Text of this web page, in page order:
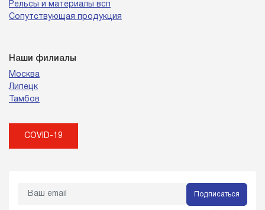
Рельсы и материалы всп
Сопутствующая продукция
Наши филиалы
Москва
Липецк
Тамбов
COVID-19
Подписаться